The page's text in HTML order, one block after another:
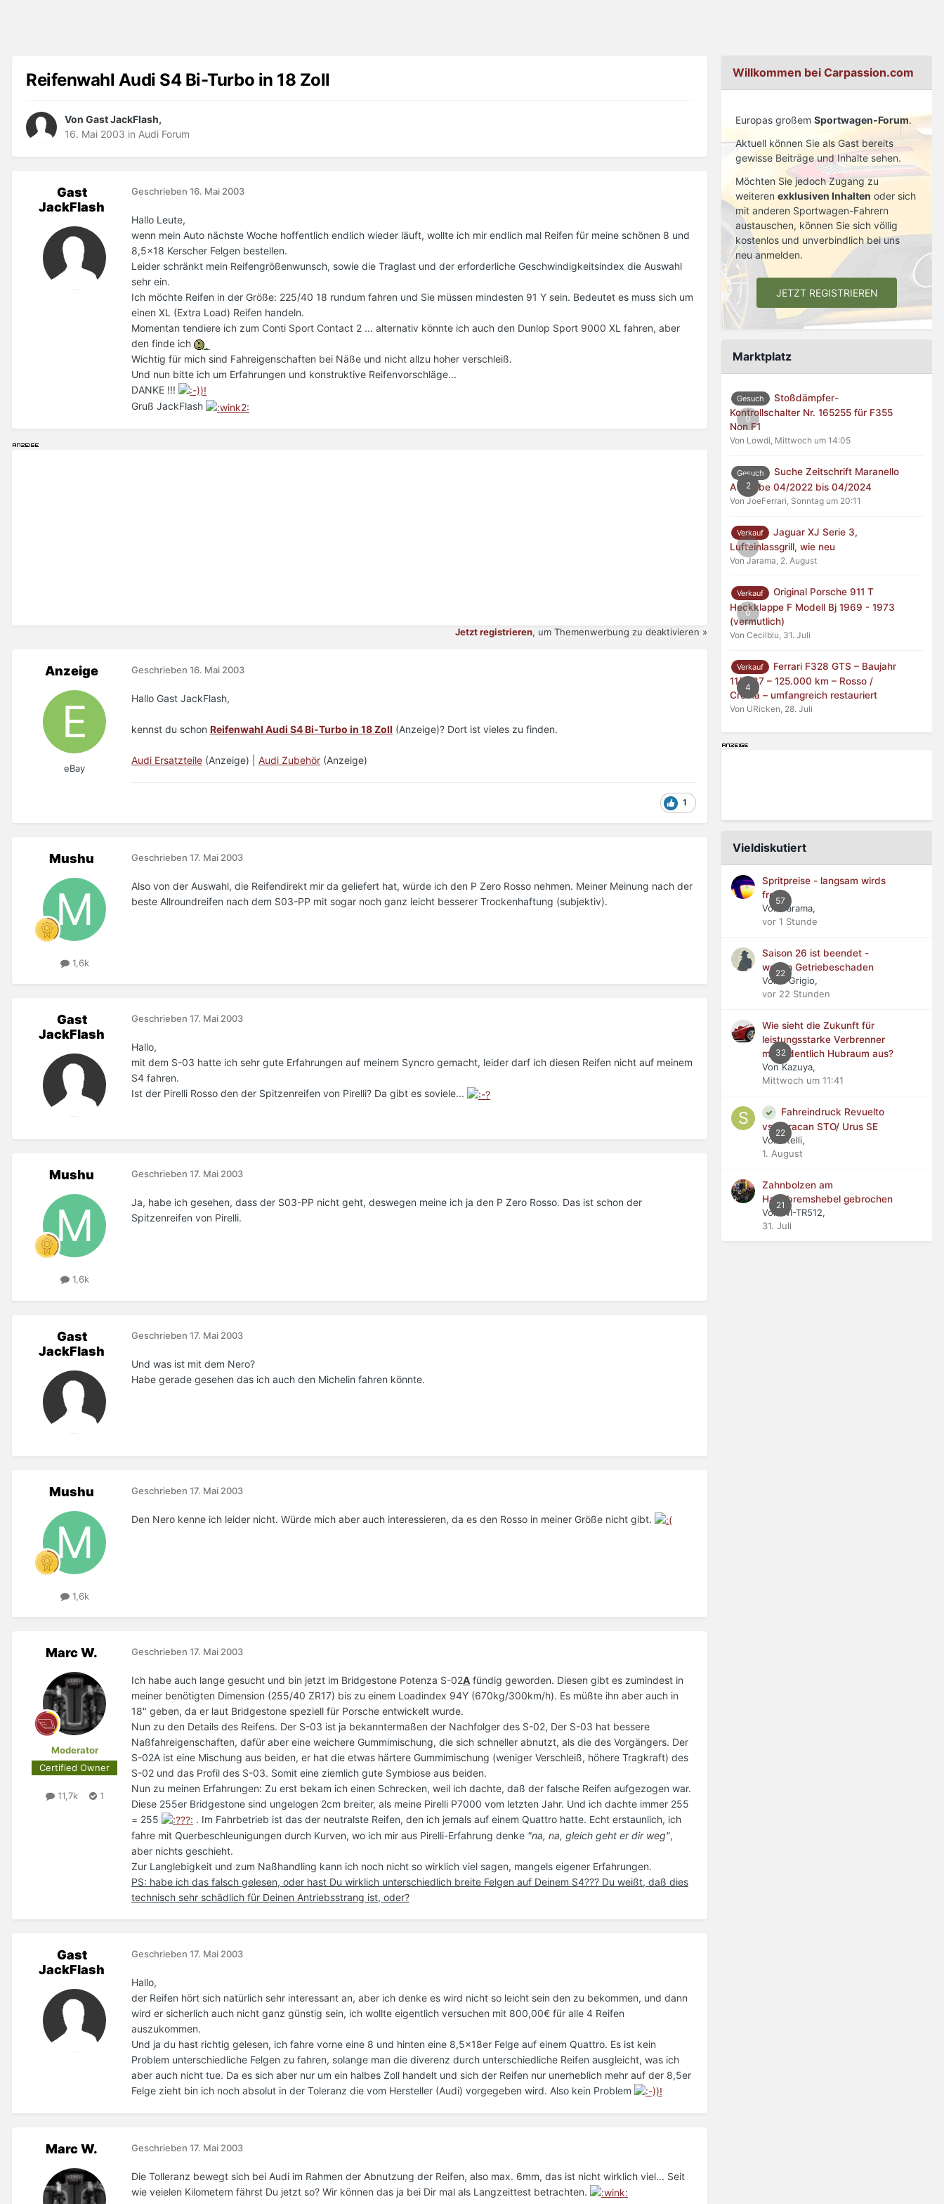
Reifenwahl Audi S4 Bi-Turbo in 18 Zoll
Von Gast JackFlash,
16. Mai 2003 in Audi Forum
Gast
JackFlash
Geschrieben 16. Mai 2003
Hallo Leute,
wenn mein Auto nächste Woche hoffentlich endlich wieder läuft, wollte ich mir endlich mal Reifen für meine schönen 8 und
8,5x18 Kerscher Felgen bestellen.
Leider schränkt mein Reifengrößenwunsch, sowie die Traglast und der erforderliche Geschwindigkeitsindex die Auswahl
sehr ein.
Ich möchte Reifen in der Größe: 225/40 18 rundum fahren und Sie müssen mindesten 91 Y sein. Bedeutet es muss sich um
einen XL (Extra Load) Reifen handeln.
Momentan tendiere ich zum Conti Sport Contact 2 ... alternativ könnte ich auch den Dunlop Sport 9000 XL fahren, aber
den finde ich
Wichtig für mich sind Fahreigenschaften bei Näße und nicht allzu hoher verschleiß.
Und nun bitte ich um Erfahrungen und konstruktive Reifenvorschläge...
DANKE !!!
Gruß JackFlash
Jetzt registrieren, um Themenwerbung zu deaktivieren »
Anzeige
eBay
Geschrieben 16. Mai 2003
Hallo Gast JackFlash,
kennst du schon Reifenwahl Audi S4 Bi-Turbo in 18 Zoll (Anzeige)? Dort ist vieles zu finden.
Audi Ersatzteile (Anzeige) | Audi Zubehör (Anzeige)
1
Mushu
1,6k
Geschrieben 17. Mai 2003
Also von der Auswahl, die Reifendirekt mir da geliefert hat, würde ich den P Zero Rosso nehmen. Meiner Meinung nach der
beste Allroundreifen nach dem S03-PP mit sogar noch ganz leicht besserer Trockenhaftung (subjektiv).
Gast
JackFlash
Geschrieben 17. Mai 2003
Hallo,
mit dem S-03 hatte ich sehr gute Erfahrungen auf meinem Syncro gemacht, leider darf ich diesen Reifen nicht auf meinem
S4 fahren.
Ist der Pirelli Rosso den der Spitzenreifen von Pirelli? Da gibt es soviele...
Mushu
1,6k
Geschrieben 17. Mai 2003
Ja, habe ich gesehen, dass der S03-PP nicht geht, deswegen meine ich ja den P Zero Rosso. Das ist schon der
Spitzenreifen von Pirelli.
Gast
JackFlash
Geschrieben 17. Mai 2003
Und was ist mit dem Nero?
Habe gerade gesehen das ich auch den Michelin fahren könnte.
Mushu
1,6k
Geschrieben 17. Mai 2003
Den Nero kenne ich leider nicht. Würde mich aber auch interessieren, da es den Rosso in meiner Größe nicht gibt.
Marc W.
Moderator
Certified Owner
11,7k 1
Geschrieben 17. Mai 2003
Ich habe auch lange gesucht und bin jetzt im Bridgestone Potenza S-02A fündig geworden. Diesen gibt es zumindest in
meiner benötigten Dimension (255/40 ZR17) bis zu einem Loadindex 94Y (670kg/300km/h). Es müßte ihn aber auch in
18" geben, da er laut Bridgestone speziell für Porsche entwickelt wurde.
Nun zu den Details des Reifens. Der S-03 ist ja bekanntermaßen der Nachfolger des S-02, Der S-03 hat bessere
Naßfahreigenschaften, dafür aber eine weichere Gummimischung, die sich schneller abnutzt, als die des Vorgängers. Der
S-02A ist eine Mischung aus beiden, er hat die etwas härtere Gummimischung (weniger Verschleiß, höhere Tragkraft) des
S-02 und das Profil des S-03. Somit eine ziemlich gute Symbiose aus beiden.
Nun zu meinen Erfahrungen: Zu erst bekam ich einen Schrecken, weil ich dachte, daß der falsche Reifen aufgezogen war.
Diese 255er Bridgestone sind ungelogen 2cm breiter, als meine Pirelli P7000 vom letzten Jahr. Und ich dachte immer 255
= 255
. Im Fahrbetrieb ist das der neutralste Reifen, den ich jemals auf einem Quattro hatte. Echt erstaunlich, ich
fahre mit Querbeschleunigungen durch Kurven, wo ich mir aus Pirelli-Erfahrung denke "na, na, gleich geht er dir weg",
aber nichts geschieht.
Zur Langlebigkeit und zum Naßhandling kann ich noch nicht so wirklich viel sagen, mangels eigener Erfahrungen.
PS: habe ich das falsch gelesen, oder hast Du wirklich unterschiedlich breite Felgen auf Deinem S4??? Du weißt, daß dies
technisch sehr schädlich für Deinen Antriebsstrang ist, oder?
Gast
JackFlash
Geschrieben 17. Mai 2003
Hallo,
der Reifen hört sich natürlich sehr interessant an, aber ich denke es wird nicht so leicht sein den zu bekommen, und dann
wird er sicherlich auch nicht ganz günstig sein, ich wollte eigentlich versuchen mit 800,00€ für alle 4 Reifen
auszukommen.
Und ja du hast richtig gelesen, ich fahre vorne eine 8 und hinten eine 8,5x18er Felge auf einem Quattro. Es ist kein
Problem unterschiedliche Felgen zu fahren, solange man die diverenz durch unterschiedliche Reifen ausgleicht, was ich
aber auch nicht tue. Da es sich aber nur um ein halbes Zoll handelt und sich der Reifen nur unerheblich mehr auf der 8,5er
Felge zieht bin ich noch absolut in der Toleranz die vom Hersteller (Audi) vorgegeben wird. Also kein Problem
Marc W. Geschrieben 17. Mai 2003
Die Tolleranz bewegt sich bei Audi im Rahmen der Abnutzung der Reifen, also max. 6mm, das ist nicht wirklich viel... Seit
wie veielen Kilometern fährst Du jetzt so? Wir können das ja bei Dir mal als Langzeittest betrachten.
Willkommen bei Carpassion.com
Europas großem Sportwagen-Forum.
Aktuell können Sie als Gast bereits
gewisse Beiträge und Inhalte sehen.
Möchten Sie jedoch Zugang zu
weiteren exklusiven Inhalten oder sich
mit anderen Sportwagen-Fahrern
austauschen, können Sie sich völlig
kostenlos und unverbindlich bei uns
neu anmelden.
JETZT REGISTRIEREN
Marktplatz
0
Gesuch
Stoßdämpfer-
Kontrollschalter Nr. 165255 für F355
Non F1
Von Lowdi, Mittwoch um 14:05
2
Gesuch
Suche Zeitschrift Maranello
Ausgabe 04/2022 bis 04/2024
Von JoeFerrari, Sonntag um 20:11
0
Verkauf
Jaguar XJ Serie 3,
Lufteinlassgrill, wie neu
Von Jarama, 2. August
0
Verkauf
Original Porsche 911 T
Heckklappe F Modell Bj 1969 - 1973
(vermutlich)
Von Cecilblu, 31. Juli
4
Verkauf
Ferrari F328 GTS – Baujahr
11/1987 – 125.000 km – Rosso /
Crema – umfangreich restauriert
Von URicken, 28. Juli
Vieldiskutiert
57
Spritpreise - langsam wirds
frech
Von Jarama,
vor 1 Stunde
22
Saison 26 ist beendet -
wegen Getriebeschaden
Von Il Grigio,
vor 22 Stunden
32
Wie sieht die Zukunft für
leistungsstarke Verbrenner
mit ordentlich Hubraum aus?
Von Kazuya,
Mittwoch um 11:41
22
Fahreindruck Revuelto
vs Huracan STO/ Urus SE
Von stelli,
1. August
21
Zahnbolzen am
Handbremshebel gebrochen
Von WI-TR512,
31. Juli